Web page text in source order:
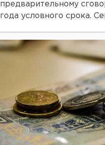
предварительному
года условного срока.